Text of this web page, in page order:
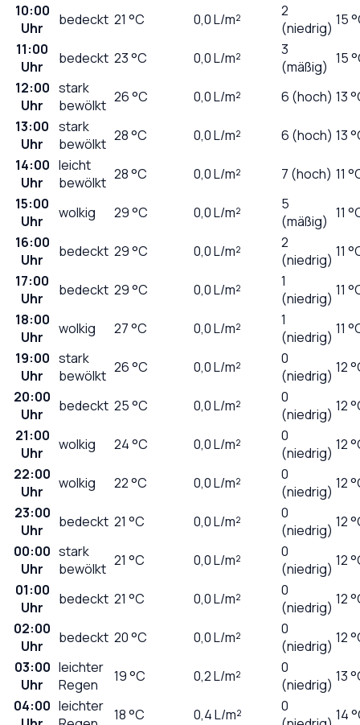
10:00
Uhr
bedeckt 21 °C 0,0L/m²
2
(niedrig) 15
11:00
Uhr
bedeckt 23°C 0,0L/m²
3
(mäßig) 15
12:00
Uhr
stark
bewölkt 26°C 0,0L/m² 6 (hoch) 13
13:00
Uhr
stark
bewölkt 28°C 0,0L/m² 6 (hoch) 13
14:00
Uhr
leicht
bewölkt 28°C 0,0L/m² 7 (hoch) 11
15:00
Uhr
wolkig 29°C 0,0L/m²
5
(mäßig) 11
16:00
Uhr
bedeckt 29°C 0,0L/m²
2
(niedrig) 11
17:00
Uhr
bedeckt 29°C 0,0L/m²
1
(niedrig) 11
18:00
Uhr
wolkig 27°C 0,0L/m²
1
(niedrig) 11
19:00
Uhr
stark
bewölkt 26°C 0,0L/m²
0
(niedrig) 12
20:00
Uhr
bedeckt 25°C 0,0L/m²
0
(niedrig) 12
21:00
Uhr
wolkig 24°C 0,0L/m²
0
(niedrig) 12
22:00
Uhr
wolkig 22°C 0,0L/m²
0
(niedrig) 12
23:00
Uhr
bedeckt 21 °C 0,0L/m²
0
(niedrig) 12
00:00
Uhr
stark
bewölkt 21 °C 0,0L/m²
0
(niedrig) 12
01:00
Uhr
bedeckt 21 °C 0,0L/m²
0
(niedrig) 12
02:00
Uhr
bedeckt 20°C 0,0L/m²
0
(niedrig) 12
03:00
Uhr
leichter
Regen
19°C 0,2L/m²
0
(niedrig) 13
04:00 leichter 18°C 0,4L/m²
0
14